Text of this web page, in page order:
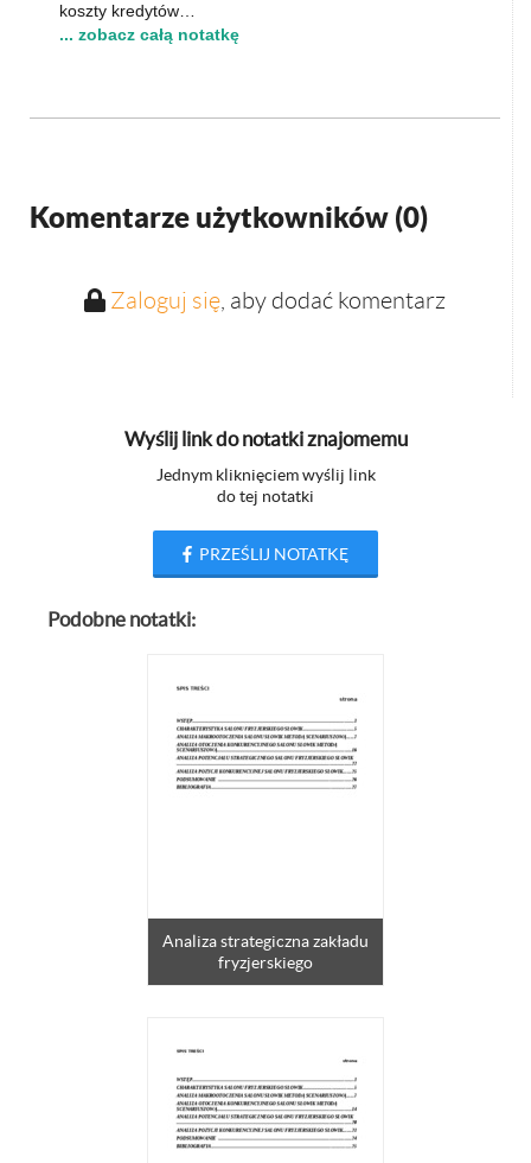
koszty kredytów…
... zobacz całą notatkę
Komentarze użytkowników (0)
Zaloguj się, aby dodać komentarz
Wyślij link do notatki znajomemu
Jednym kliknięciem wyślij link
do tej notatki
PRZEŚLIJ NOTATKĘ
Podobne notatki:
Analiza strategiczna zakładu
fryzjerskiego